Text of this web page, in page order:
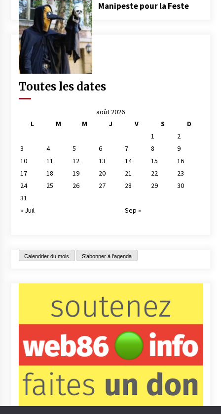
Manipeste pour la Feste
Toutes les dates
août 2026
L
M M J V S
D
1
2
3
4 5 6 7 8
9
10
11 12 13 14 15
16
17
18 19 20 21 22
23
24
25 26 27 28 29
30
31
« Juil
Sep »
Calendrier du mois S'abonner à l'agenda